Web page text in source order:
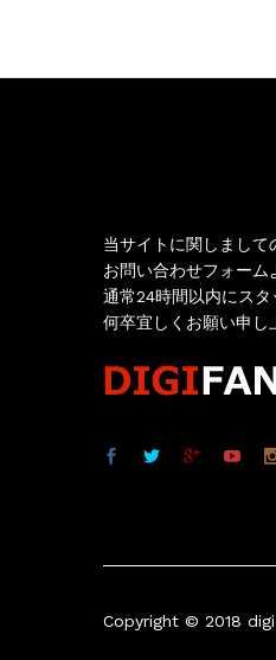
当サイトに関しまして
お問い合わせフォーム
通常24時間以内にス
何卒宜しくお願い申し
Copyright © 2018